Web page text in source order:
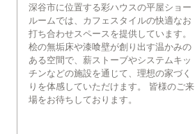
深谷市に位置する彩ハウスの平屋ショー
ルームでは、カフェスタイルの快適なお
打ち合わせスペースを提供しています。
桧の無垢床や漆喰壁が創り出す温かみの
ある空間で、薪ストーブやシステムキッ
チンなどの施設を通じて、理想の家づく
りを体感していただけます。 皆様のご来
場をお待ちしております。